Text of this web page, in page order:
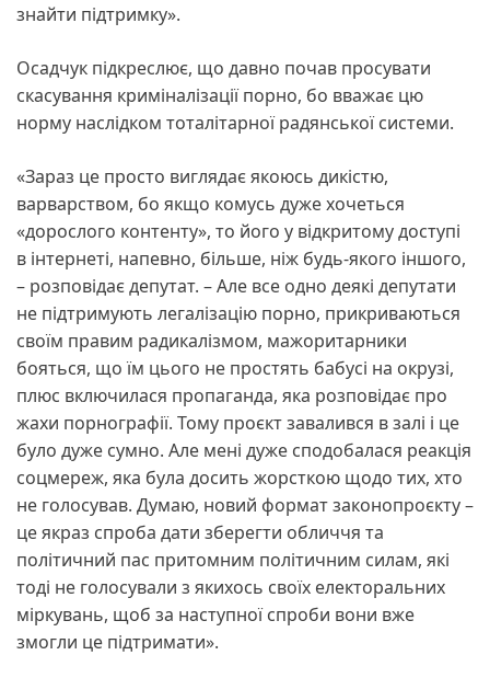
знайти підтримку».
Осадчук підкреслює, що давно почав просувати
скасування криміналізації порно, бо вважає цю
норму наслідком тоталітарної радянської системи.
«Зараз це просто виглядає якоюсь дикістю,
варварством, бо якщо комусь дуже хочеться
«дорослого контенту», то його у відкритому доступі
в інтернеті, напевно, більше, ніж будь-якого іншого,
– розповідає депутат. – Але все одно деякі депутати
не підтримують легалізацію порно, прикриваються
своїм правим радикалізмом, мажоритарники
бояться, що їм цього не простять бабусі на окрузі,
плюс включилася пропаганда, яка розповідає про
жахи порнографії. Тому проєкт завалився в залі і це
було дуже сумно. Але мені дуже сподобалася реакція
соцмереж, яка була досить жорсткою щодо тих, хто
не голосував. Думаю, новий формат законопроєкту –
це якраз спроба дати зберегти обличчя та
політичний пас притомним політичним силам, які
тоді не голосували з якихось своїх електоральних
міркувань, щоб за наступної спроби вони вже
змогли це підтримати».